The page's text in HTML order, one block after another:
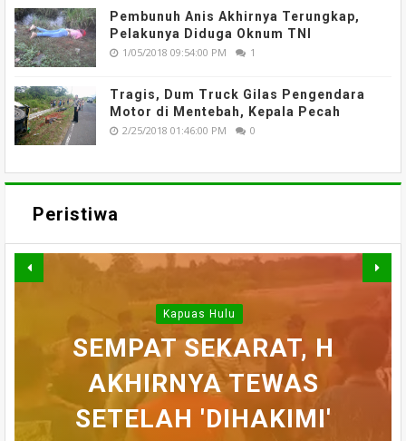
Pembunuh Anis Akhirnya Terungkap,
Pelakunya Diduga Oknum TNI
1/05/2018 09:54:00 PM 1
Tragis, Dum Truck Gilas Pengendara
Motor di Mentebah, Kepala Pecah
2/25/2018 01:46:00 PM 0
Peristiwa
WARGA DESA SEI AJUNG
YANG DILAPORKAN
HILANG SAAT
MEMANCING DITEMUKAN
SI JAGO MERAH
MENGAMUK, BELASAN
RUKO DI KAWASAN
PASAR MERDEKA
PEDULI KORBAN
KEBAKARAN, KORAMIL
BELASAN TOKO PAKAIAN
DI PUTUSSIBAU LUDES
Kapuas Hulu
SEMPAT SEKARAT, H
AKHIRNYA TEWAS
SETELAH 'DIHAKIMI'